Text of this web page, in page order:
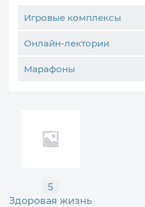
5
Здоровая жизнь
Игровые комплексы
Онлайн-лектории
Марафоны